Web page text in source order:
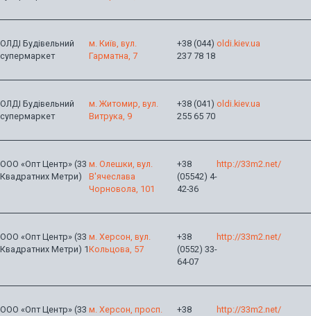
ОЛДІ Будівельний
супермаркет
м. Київ, вул.
Гарматна, 7
+38 (044)
237 78 18
oldi.kiev.ua
ОЛДІ Будівельний
супермаркет
м. Житомир, вул.
Витрука, 9
+38 (041)
255 65 70
oldi.kiev.ua
ООО «Опт Центр» (33
Квадратних Метри)
м. Олешки, вул.
В'ячеслава
Чорновола, 101
+38
(05542) 4-
42-36
http://33m2.net/
ООО «Опт Центр» (33
Квадратних Метри) 1
м. Херсон, вул.
Кольцова, 57
+38
(0552) 33-
64-07
http://33m2.net/
ООО «Опт Центр» (33 м. Херсон, просп.
+38
http://33m2.net/